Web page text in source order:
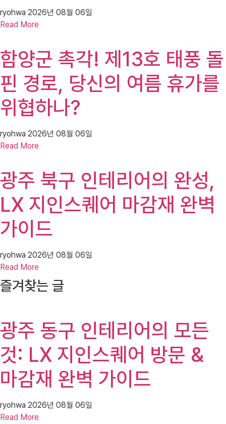
ryohwa 2026년 08월 06일
Read More
함양군 촉각! 제13호 태풍 돌
핀 경로, 당신의 여름 휴가를
위협하나?
ryohwa 2026년 08월 06일
Read More
광주 북구 인테리어의 완성,
LX 지인스퀘어 마감재 완벽
가이드
ryohwa 2026년 08월 06일
Read More
즐겨찾는 글
광주 동구 인테리어의 모든
것: LX 지인스퀘어 방문 &
마감재 완벽 가이드
ryohwa 2026년 08월 06일
Read More